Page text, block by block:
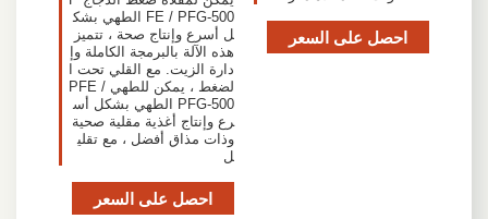
احصل على السعر
FE / PFG-500 الطهي بشك
ل أسرع وإنتاج صحة ، تتميز
هذه الآلة بالبرمجة الكاملة وإ
دارة الزيت. مع القلي تحت ا
لضغط ، يمكن للطهي PFE /
PFG-500 الطهي بشكل أس
رع وإنتاج أغذية مقلية صحية
وذات مذاق أفضل ، مع تقلي
ل
احصل على السعر